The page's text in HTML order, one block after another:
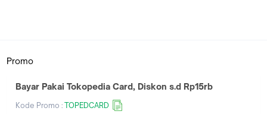
Promo
Bayar Pakai Tokopedia Card, Diskon s.d Rp15rb
Kode Promo :TOPEDCARD